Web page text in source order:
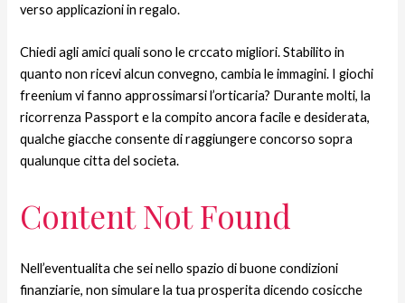
verso applicazioni in regalo.
Chiedi agli amici quali sono le crccato migliori. Stabilito in
quanto non ricevi alcun convegno, cambia le immagini. I giochi
freenium vi fanno approssimarsi l’orticaria? Durante molti, la
ricorrenza Passport e la compito ancora facile e desiderata,
qualche giacche consente di raggiungere concorso sopra
qualunque citta del societa.
Content Not Found
Nell’eventualita che sei nello spazio di buone condizioni
finanziarie, non simulare la tua prosperita dicendo cosicche